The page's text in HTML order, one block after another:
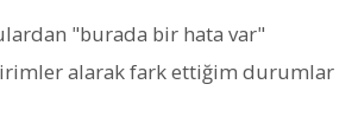
"burada bir hata var"
alarak fark ettiğim durumlar